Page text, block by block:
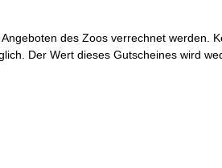
des Zoos verrechnet werden.
Der Wert dieses Gutscheines wird